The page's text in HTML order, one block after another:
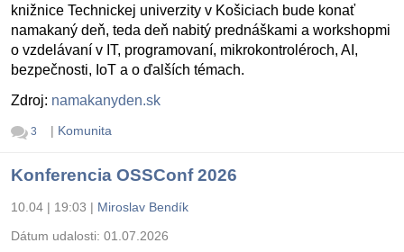
knižnice Technickej univerzity v Košiciach bude konať
namakaný deň, teda deň nabitý prednáškami a workshopmi
o vzdelávaní v IT, programovaní, mikrokontroléroch, AI,
bezpečnosti, IoT a o ďalších témach.
Zdroj: namakanyden.sk
3 | Komunita
Konferencia OSSConf 2026
10.04 | 19:03 | Miroslav Bendík
Dátum udalosti: 01.07.2026